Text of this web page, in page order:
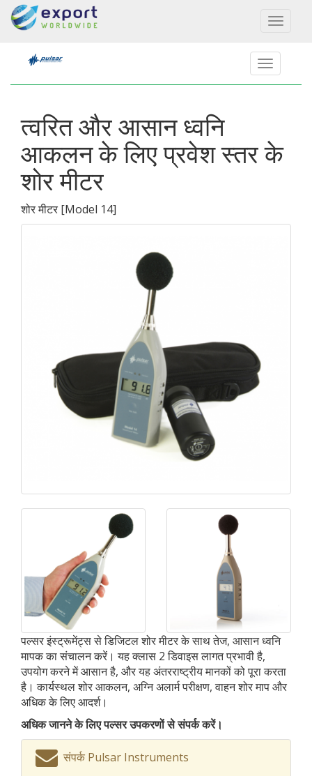
Toggle
त्वरित और आसान ध्वनि
आकलन के लिए प्रवेश स्तर के
शोर मीटर
शोर मीटर [Model 14]
पल्सर इंस्ट्रूमेंट्स से डिजिटल शोर मीटर के साथ तेज, आसान ध्वनि
मापक का संचालन करें। यह क्लास 2 डिवाइस लागत प्रभावी है,
उपयोग करने में आसान है, और यह अंतरराष्ट्रीय मानकों को पूरा करता
है। कार्यस्थल शोर आकलन, अग्नि अलार्म परीक्षण, वाहन शोर माप और
अधिक के लिए आदर्श।
अधिक जानने के लिए पल्सर उपकरणों से संपर्क करें।
संपर्क Pulsar Instruments